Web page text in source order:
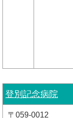
登別記念病院
〒059-0012